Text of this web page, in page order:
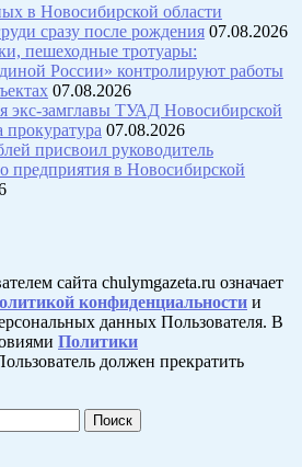
в Новосибирской области
сразу после рождения 07.08.2026
пешеходные тротуары:
России» контролируют работы
07.08.2026
экс-замглавы ТУАД Новосибирской
прокуратура 07.08.2026
присвоил руководитель
предприятия в Новосибирской
сайта chulymgazeta.ru означает
конфиденциальности и
данных Пользователя. В
Политики
должен прекратить